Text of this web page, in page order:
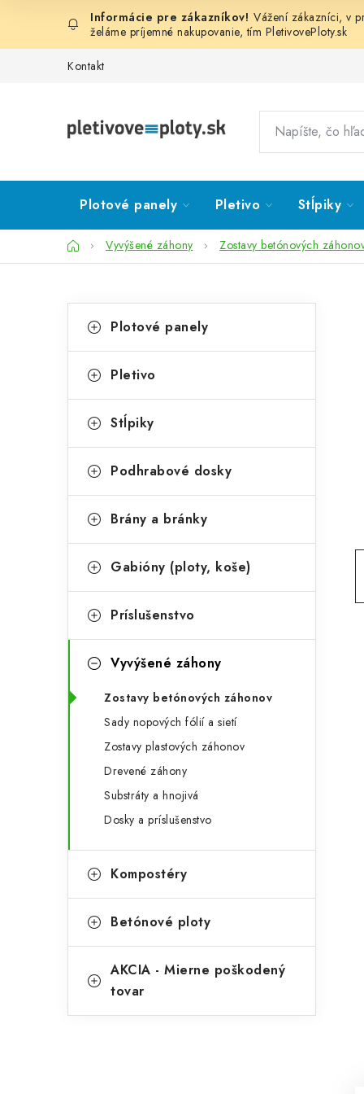
obsah
Vážení zákazníci, v
želáme príjemné nakupovanie, tím PletivovePloty.sk
Kontakt
Plotové panely Pletivo Stĺpiky
DomovVyvýšené záhony Zostavy betónových
o
n
ý
a
n
l
kategórie
a
e
ó
i
Plotové panely
Pletivo
Stĺpiky
Podhrabové dosky
Brány a bránky
Gabióny (ploty, koše)
Príslušenstvo
Vyvýšené záhony
Zostavy betónových záhonov
Sady nopových fólií a sietí
Zostavy plastových záhonov
Drevené záhony
Substráty a hnojivá
Dosky a príslušenstvo
Kompostéry
Betónové ploty
AKCIA - Mierne poškodený
tovar